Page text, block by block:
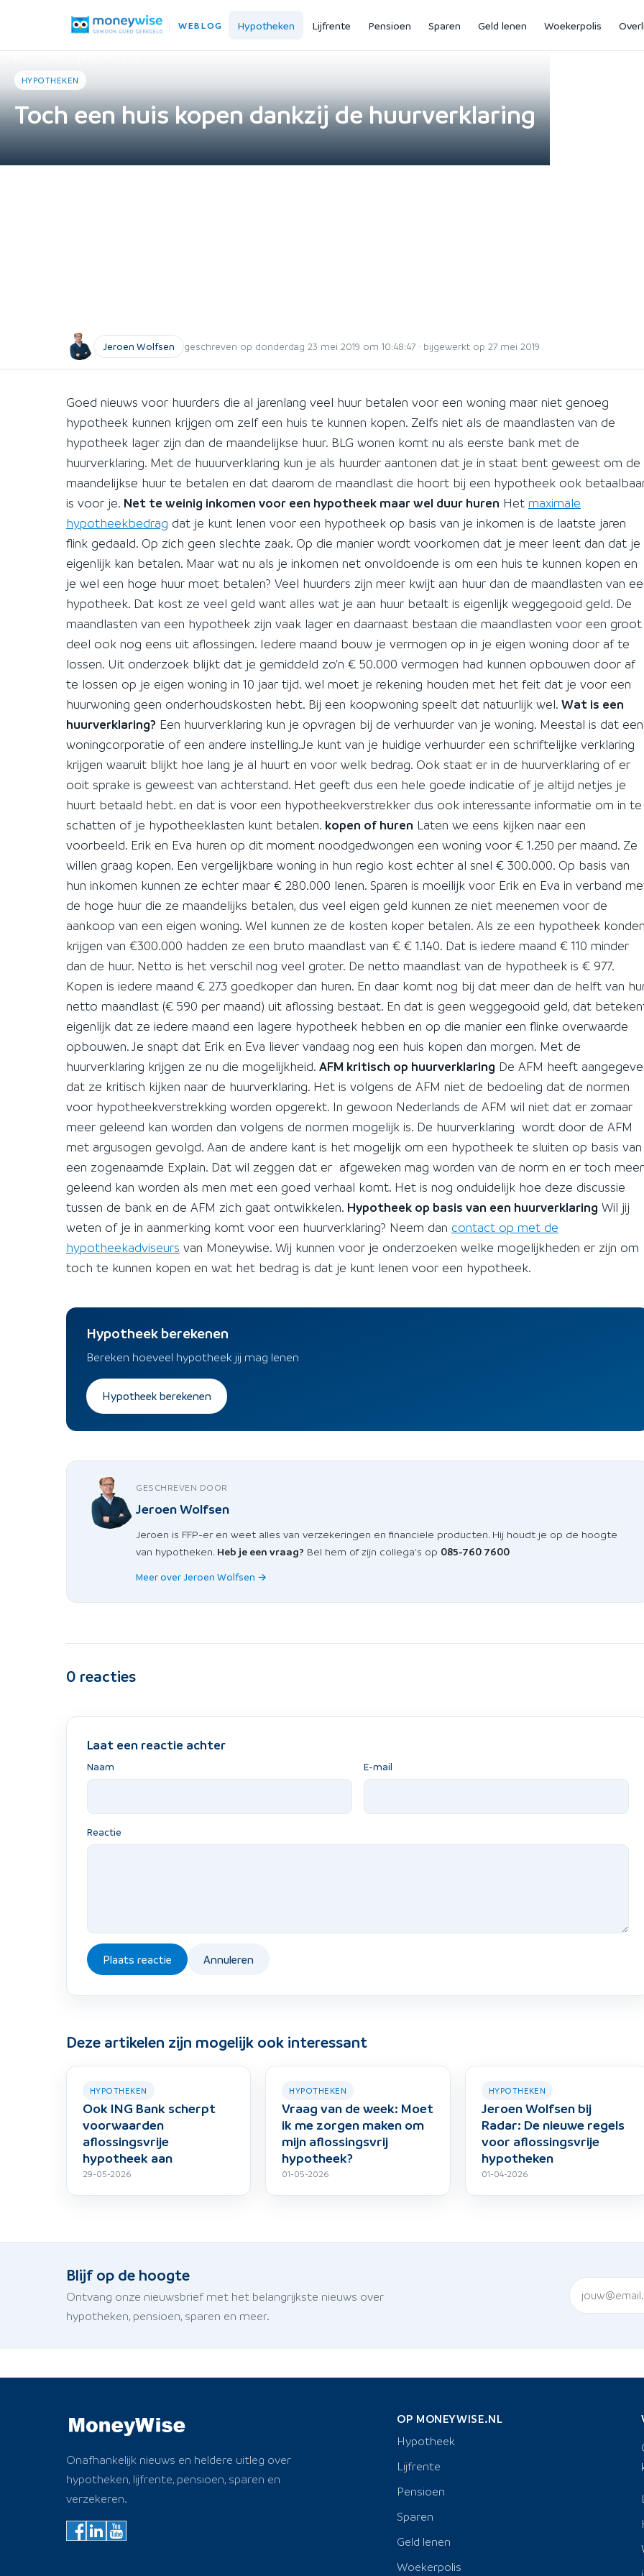
WEBLOG Hypotheken Lijfrente Pensioen Sparen Geld lenen Woekerpolis
HYPOTHEKEN
Toch een huis kopen dankzij de huurverklaring
Jeroen Wolfsen geschreven op donderdag 23 mei 2019 om 10:48:47 · bijgewerkt op 27 mei 2019
Goed nieuws voor huurders die al jarenlang veel huur betalen voor een woning maar niet genoeg
hypotheek kunnen krijgen om zelf een huis te kunnen kopen. Zelfs niet als de maandlasten van de
hypotheek lager zijn dan de maandelijkse huur. BLG wonen komt nu als eerste bank met de
huurverklaring. Met de huuurverklaring kun je als huurder aantonen dat je in staat bent geweest om de
maandelijkse huur te betalen en dat daarom de maandlast die hoort bij een hypotheek ook
is voor je. Net te weinig inkomen voor een hypotheek maar wel duur huren Het maximale
hypotheekbedrag dat je kunt lenen voor een hypotheek op basis van je inkomen is de laatste jaren
flink gedaald. Op zich geen slechte zaak. Op die manier wordt voorkomen dat je meer leent dan dat je
eigenlijk kan betalen. Maar wat nu als je inkomen net onvoldoende is om een huis te kunnen kopen en
je wel een hoge huur moet betalen? Veel huurders zijn meer kwijt aan huur dan de maandlasten van
hypotheek. Dat kost ze veel geld want alles wat je aan huur betaalt is eigenlijk weggegooid geld. De
maandlasten van een hypotheek zijn vaak lager en daarnaast bestaan die maandlasten voor een groot
deel ook nog eens uit aflossingen. Iedere maand bouw je vermogen op in je eigen woning door af te
lossen. Uit onderzoek blijkt dat je gemiddeld zo'n € 50.000 vermogen had kunnen opbouwen door af
te lossen op je eigen woning in 10 jaar tijd. wel moet je rekening houden met het feit dat je voor een
huurwoning geen onderhoudskosten hebt. Bij een koopwoning speelt dat natuurlijk wel. Wat is een
huurverklaring? Een huurverklaring kun je opvragen bij de verhuurder van je woning. Meestal is dat een
woningcorporatie of een andere instelling.Je kunt van je huidige verhuurder een schriftelijke verklaring
krijgen waaruit blijkt hoe lang je al huurt en voor welk bedrag. Ook staat er in de huurverklaring of er
ooit sprake is geweest van achterstand. Het geeft dus een hele goede indicatie of je altijd netjes je
huurt betaald hebt. en dat is voor een hypotheekverstrekker dus ook interessante informatie om in te
schatten of je hypotheeklasten kunt betalen. kopen of huren Laten we eens kijken naar een
voorbeeld. Erik en Eva huren op dit moment noodgedwongen een woning voor € 1.250 per maand. Ze
willen graag kopen. Een vergelijkbare woning in hun regio kost echter al snel € 300.000. Op basis van
hun inkomen kunnen ze echter maar € 280.000 lenen. Sparen is moeilijk voor Erik en Eva in verband
de hoge huur die ze maandelijks betalen, dus veel eigen geld kunnen ze niet meenemen voor de
aankoop van een eigen woning. Wel kunnen ze de kosten koper betalen. Als ze een hypotheek konden
krijgen van €300.000 hadden ze een bruto maandlast van € € 1.140. Dat is iedere maand € 110 minder
dan de huur. Netto is het verschil nog veel groter. De netto maandlast van de hypotheek is € 977.
Kopen is iedere maand € 273 goedkoper dan huren. En daar komt nog bij dat meer dan de helft van
netto maandlast (€ 590 per maand) uit aflossing bestaat. En dat is geen weggegooid geld, dat
eigenlijk dat ze iedere maand een lagere hypotheek hebben en op die manier een flinke overwaarde
opbouwen. Je snapt dat Erik en Eva liever vandaag nog een huis kopen dan morgen. Met de
huurverklaring krijgen ze nu die mogelijkheid. AFM kritisch op huurverklaring De AFM heeft
dat ze kritisch kijken naar de huurverklaring. Het is volgens de AFM niet de bedoeling dat de normen
voor hypotheekverstrekking worden opgerekt. In gewoon Nederlands de AFM wil niet dat er zomaar
meer geleend kan worden dan volgens de normen mogelijk is. De huurverklaring wordt door de AFM
met argusogen gevolgd. Aan de andere kant is het mogelijk om een hypotheek te sluiten op basis van
een zogenaamde Explain. Dat wil zeggen dat er afgeweken mag worden van de norm en er toch meer
geleend kan worden als men met een goed verhaal komt. Het is nog onduidelijk hoe deze discussie
tussen de bank en de AFM zich gaat ontwikkelen. Hypotheek op basis van een huurverklaring Wil jij
weten of je in aanmerking komt voor een huurverklaring? Neem dan contact op met de
hypotheekadviseurs van Moneywise. Wij kunnen voor je onderzoeken welke mogelijkheden er zijn om
toch te kunnen kopen en wat het bedrag is dat je kunt lenen voor een hypotheek.
Hypotheek berekenen
Bereken hoeveel hypotheek jij mag lenen
Hypotheek berekenen
GESCHREVEN DOOR
Jeroen Wolfsen
Jeroen is FFP-er en weet alles van verzekeringen en financiele producten. Hij houdt je op de hoogte
van hypotheken. Heb je een vraag? Bel hem of zijn collega's op 085-760 7600
Meer over Jeroen Wolfsen →
0 reacties
Laat een reactie achter
Naam E-mail
Reactie
Plaats reactie Annuleren
Deze artikelen zijn mogelijk ook interessant
HYPOTHEKEN
Ook ING Bank scherpt
voorwaarden
aflossingsvrije
hypotheek aan
29-05-2026
HYPOTHEKEN
Vraag van de week: Moet
ik me zorgen maken om
mijn aflossingsvrij
hypotheek?
01-05-2026
HYPOTHEKEN
Jeroen Wolfsen bij
Radar: De nieuwe regels
voor aflossingsvrije
hypotheken
01-04-2026
Blijf op de hoogte
Ontvang onze nieuwsbrief met het belangrijkste nieuws over
hypotheken, pensioen, sparen en meer.
Onafhankelijk nieuws en heldere uitleg over
hypotheken, lijfrente, pensioen, sparen en
verzekeren.
OP MONEYWISE.NL
Hypotheek
Lijfrente
Pensioen
Sparen
Geld lenen
Woekerpolis